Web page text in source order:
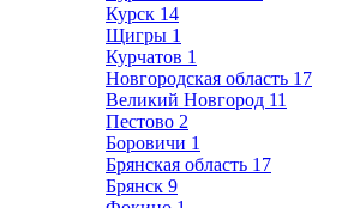
Курск 14
Щигры 1
Курчатов 1
Новгородская область 17
Великий Новгород 11
Пестово 2
Боровичи 1
Брянская область 17
Брянск 9